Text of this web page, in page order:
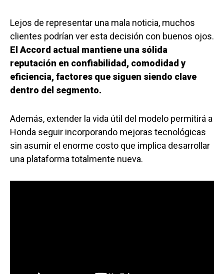
Lejos de representar una mala noticia, muchos
clientes podrían ver esta decisión con buenos ojos.
El Accord actual mantiene una sólida
reputación en confiabilidad, comodidad y
eficiencia, factores que siguen siendo clave
dentro del segmento.
Además, extender la vida útil del modelo permitirá a
Honda seguir incorporando mejoras tecnológicas
sin asumir el enorme costo que implica desarrollar
una plataforma totalmente nueva.